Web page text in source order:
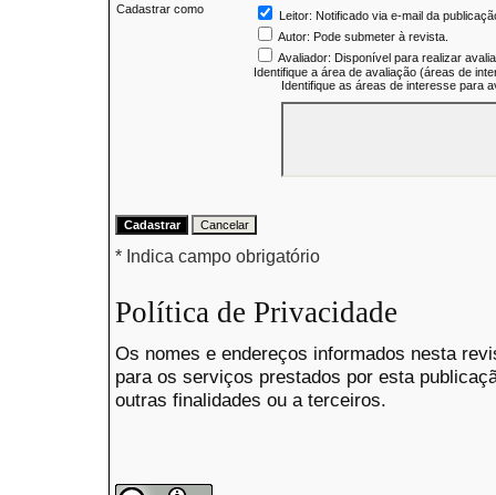
Cadastrar como
Leitor: Notificado via e-mail da
Autor: Pode submeter à revista.
Avaliador: Disponível para realizar
Identifique a área de avaliação (áreas de
Identifique as áreas de interesse para
* Indica campo obrigatório
Política de Privacidade
Os nomes e endereços informados nesta
para os serviços prestados por esta
outras finalidades ou a terceiros.